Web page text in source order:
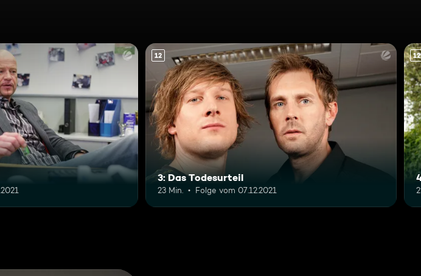
12
3: Das Todesurteil
23 Min. Folge vom 07.12.2021
12